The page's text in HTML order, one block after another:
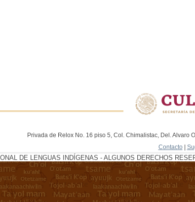
Privada de Relox No. 16 piso 5, Col. Chimalistac, Del. Alvaro
Contacto |
DE LENGUAS INDÍGENAS - ALGUNOS DERECHOS